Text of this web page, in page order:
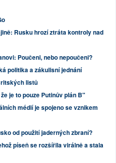
Rusku hrozí ztráta kontroly nad
Poučeni, nebo nepoučeni?
politika a zákulisní jednání
listů
je to pouze Putinův plán B"
médií je spojeno se vznikem
od použití jaderných zbraní?
píseň se rozšířila virálně a stala